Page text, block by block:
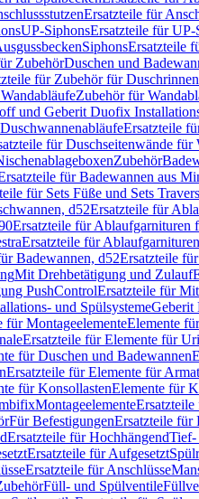
Ersatzteile für
UP-SiphonsErsatzteile für UP-
SiphonsErsatzteile
ZubehörDuschen und
für Zubehör für Duschrinnen
Zubehör für
und Geberit Duofix
Ersatzteile
für Duschseitenwände für
Zubehör
für Badewannen aus
für Sets Füße und Sets
d52Ersatzteile für
Ersatzteile für Ablaufgarnituren
Ersatzteile für
Badewannen, d52Ersatzteile
Mit Drehbetätigung und Zulauf
PushControlErsatzteile für
und SpülsystemeGeberit
für MontageelementeElemente
Ersatzteile für Elemente für
für Duschen und Badewannen
Ersatzteile für Elemente für
für KonsollastenElemente für
MontageelementeErsatzteile
Für BefestigungenErsatzteile für
Ersatzteile für HochhängendTief-
Ersatzteile für Aufgesetzt
Ersatzteile für Anschlüsse
Füll- und Spülventile